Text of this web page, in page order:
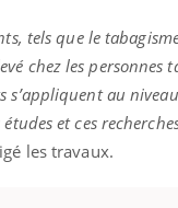
tels que le
chez les
au
et ces
les travaux.